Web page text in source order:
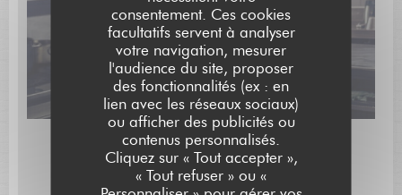
consentement. Ces cookies
facultatifs servent à analyser
votre navigation, mesurer
l'audience du site, proposer
des fonctionnalités (ex : en
lien avec les réseaux sociaux)
ou afficher des publicités ou
contenus personnalisés.
Cliquez sur « Tout accepter »,
« Tout refuser » ou «
"Coté cuisine"
L'AUBERGE SAINT JEAN